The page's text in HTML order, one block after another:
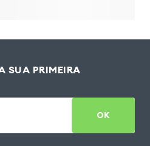
SUA PRIMEIRA
OK